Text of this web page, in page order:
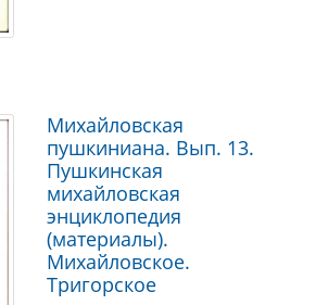
Михайловская
пушкиниана. Вып. 13.
Пушкинская
михайловская
энциклопедия
(материалы).
Михайловское.
Тригорское